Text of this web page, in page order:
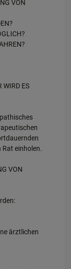
VON
WIRD ES
einholen.
VON
ärztlichen